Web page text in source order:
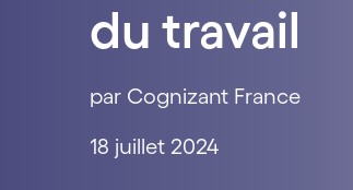
du travail
par Cognizant France
18 juillet 2024